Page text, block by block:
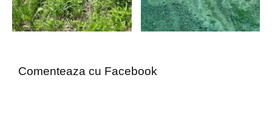
Comenteaza cu Facebook